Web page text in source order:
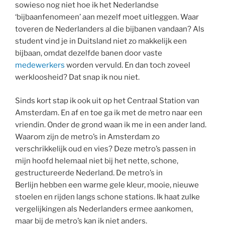
sowieso nog niet hoe ik het Nederlandse
‘bijbaanfenomeen’ aan mezelf moet uitleggen. Waar
toveren de Nederlanders al die bijbanen vandaan? Als
student vind je in Duitsland niet zo makkelijk een
bijbaan, omdat dezelfde banen door vaste
medewerkers worden vervuld. En dan toch zoveel
werkloosheid? Dat snap ik nou niet.
Sinds kort stap ik ook uit op het Centraal Station van
Amsterdam. En af en toe ga ik met de metro naar een
vriendin. Onder de grond waan ik me in een ander land.
Waarom zijn de metro’s in Amsterdam zo
verschrikkelijk oud en vies? Deze metro’s passen in
mijn hoofd helemaal niet bij het nette, schone,
gestructureerde Nederland. De metro’s in
Berlijn hebben een warme gele kleur, mooie, nieuwe
stoelen en rijden langs schone stations. Ik haat zulke
vergelijkingen als Nederlanders ermee aankomen,
maar bij de metro’s kan ik niet anders.